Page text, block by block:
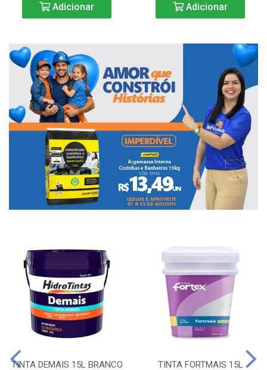
Adicionar Adicionar
TINTA DEMAIS 15L BRANCO TINTA FORTMAIS 15L